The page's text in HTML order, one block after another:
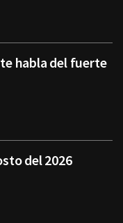
habla del fuerte
del 2026